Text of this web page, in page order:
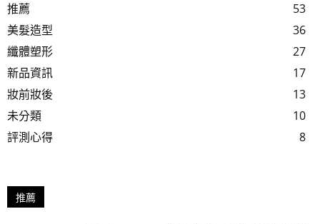
推薦
53
美髮造型
36
纖體塑形
27
新品資訊
17
妝前妝後
13
未分類
10
評測心得
8
推薦